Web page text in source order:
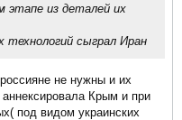
этапе из деталей их
технологий сыграл Иран
не нужны и их
Крым и при
под видом украинских